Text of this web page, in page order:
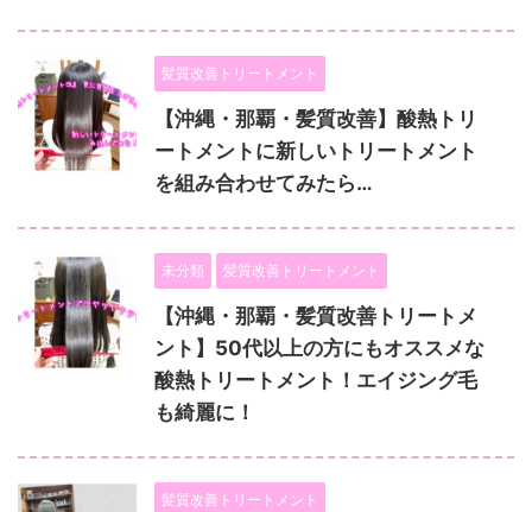
髪質改善トリートメント
【沖縄・那覇・髪質改善】酸熱トリ
ートメントに新しいトリートメント
を組み合わせてみたら…
未分類 髪質改善トリートメント
【沖縄・那覇・髪質改善トリートメ
ント】50代以上の方にもオススメな
酸熱トリートメント！エイジング毛
も綺麗に！
髪質改善トリートメント